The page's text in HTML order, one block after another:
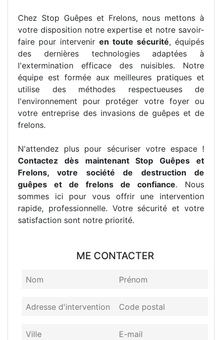
Chez Stop Guêpes et Frelons, nous mettons à
votre disposition notre expertise et notre savoir-
faire pour intervenir en toute sécurité, équipés
des dernières technologies adaptées à
l'extermination efficace des nuisibles. Notre
équipe est formée aux meilleures pratiques et
utilise des méthodes respectueuses de
l'environnement pour protéger votre foyer ou
votre entreprise des invasions de guêpes et de
frelons.
N'attendez plus pour sécuriser votre espace !
Contactez dès maintenant Stop Guêpes et
Frelons, votre société de destruction de
guêpes et de frelons de confiance. Nous
sommes ici pour vous offrir une intervention
rapide, professionnelle. Votre sécurité et votre
satisfaction sont notre priorité.
ME CONTACTER